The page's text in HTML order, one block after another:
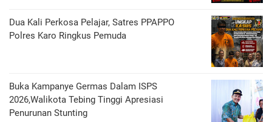
Dua Kali Perkosa Pelajar, Satres PPAPPO
Polres Karo Ringkus Pemuda
Buka Kampanye Germas Dalam ISPS
2026,Walikota Tebing Tinggi Apresiasi
Penurunan Stunting